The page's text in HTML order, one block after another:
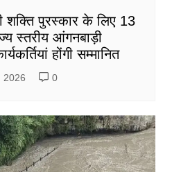
शक्ति पुरस्कार के लिए 13
स्तरीय आंगनबाड़ी
होंगी सम्मानित
2026 0